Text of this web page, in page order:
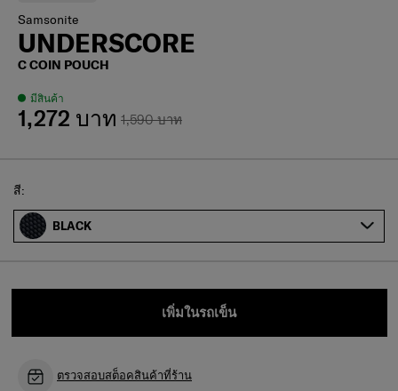
Samsonite
UNDERSCORE
C COIN POUCH
มีสินค้า
1,590 บาท
1,272 บาท
Select
สี:
BLACK
เพิ่มในรถเข็น
ตรวจสอบสต็อคสินค้าที่ร้าน